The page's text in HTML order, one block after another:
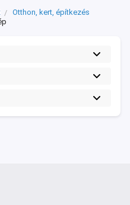
Otthon, kert, építkezés